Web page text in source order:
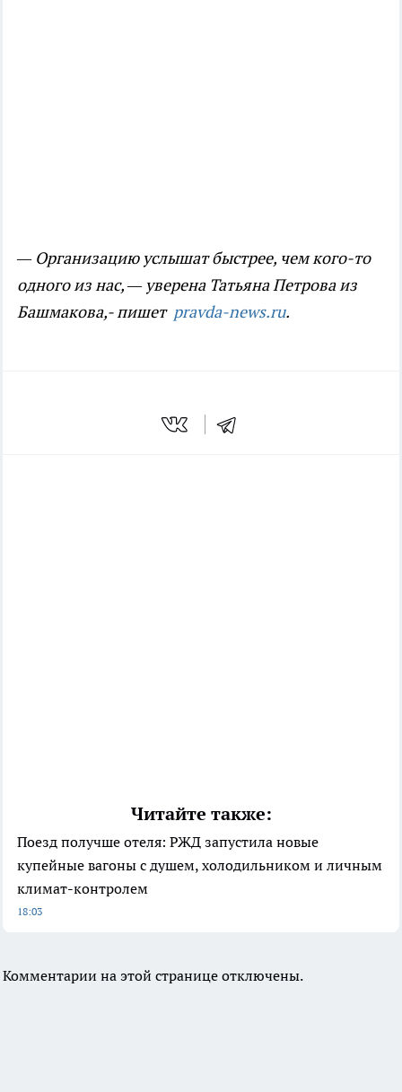
— Организацию услышат быстрее, чем кого-то
одного из нас, — уверена Татьяна Петрова из
Башмакова,- пишет pravda-news.ru.
Читайте также:
Поезд получше отеля: РЖД запустила новые
купейные вагоны с душем, холодильником и личным
климат-контролем
18:03
Комментарии на этой странице отключены.